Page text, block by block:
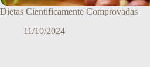
Dietas Cientificamente Comprovadas
11/10/2024